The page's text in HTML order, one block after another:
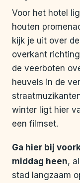
Voor het hotel
houten
kijk je uit over
overkant
de veerboten
heuvels in de
winter ligt hier
een filmset.
Ga hier bij
middag heen,
stad langzaam